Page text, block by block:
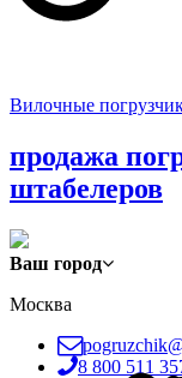
Вилочные
продажа
штабелеров
Ваш город
Москва
8 800 511